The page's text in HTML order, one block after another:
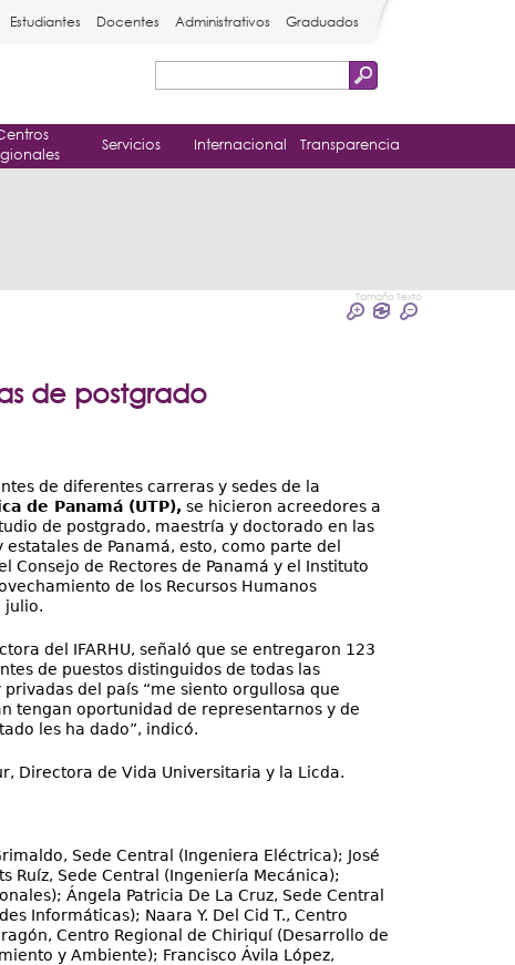
de
Estudiantes Docentes Administrativos Graduados
Servicios Internacional Transparencia
Tamaño Texto
de postgrado
de diferentes carreras y sedes de la
de Panamá (UTP), se hicieron acreedores a
de postgrado, maestría y doctorado en las
de Panamá, esto, como parte del
Consejo de Rectores de Panamá y el Instituto
de los Recursos Humanos
julio.
del IFARHU, señaló que se entregaron 123
de puestos distinguidos de todas las
del país “me siento orgullosa que
tengan oportunidad de representarnos y de
les ha dado”, indicó.
Directora de Vida Universitaria y la Licda.
Sede Central (Ingeniera Eléctrica); José
Ruíz, Sede Central (Ingeniería Mecánica);
Ángela Patricia De La Cruz, Sede Central
Informáticas); Naara Y. Del Cid T., Centro
Centro Regional de Chiriquí (Desarrollo de
y Ambiente); Francisco Ávila López,